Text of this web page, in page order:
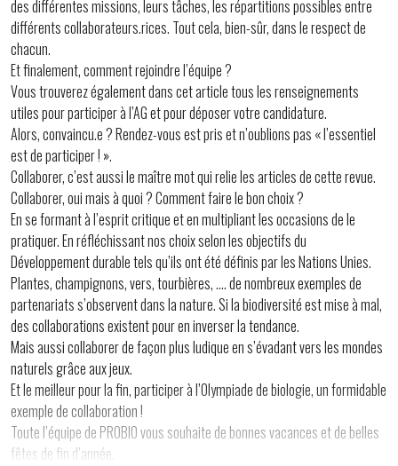
des différentes missions, leurs tâches, les répartitions possibles entre
différents collaborateurs.rices. Tout cela, bien-sûr, dans le respect de
chacun.
Et finalement, comment rejoindre l’équipe ?
Vous trouverez également dans cet article tous les renseignements
utiles pour participer à l’AG et pour déposer votre candidature.
Alors, convaincu.e ? Rendez-vous est pris et n’oublions pas « l’essentiel
est de participer ! ».
Collaborer, c’est aussi le maître mot qui relie les articles de cette revue.
Collaborer, oui mais à quoi ? Comment faire le bon choix ?
En se formant à l’esprit critique et en multipliant les occasions de le
pratiquer. En réfléchissant nos choix selon les objectifs du
Développement durable tels qu’ils ont été définis par les Nations Unies.
Plantes, champignons, vers, tourbières, …. de nombreux exemples de
partenariats s’observent dans la nature. Si la biodiversité est mise à mal,
des collaborations existent pour en inverser la tendance.
Mais aussi collaborer de façon plus ludique en s’évadant vers les mondes
naturels grâce aux jeux.
Et le meilleur pour la fin, participer à l’Olympiade de biologie, un formidable
exemple de collaboration !
Toute l’équipe de PROBIO vous souhaite de bonnes vacances et de belles
fêtes de fin d’année.